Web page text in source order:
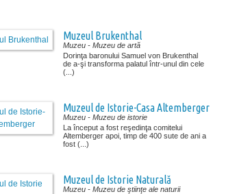
Muzeul Brukenthal
Muzeu - Muzeu de artă
Dorinţa baronului Samuel von Brukenthal
de a-şi transforma palatul într-unul din cele
(...)
Muzeul de Istorie-Casa Altemberger
Muzeu - Muzeu de istorie
La început a fost reşedinţa comitelui
Altemberger apoi, timp de 400 sute de ani a
fost (...)
Muzeul de Istorie Naturală
Muzeu - Muzeu de ştiinţe ale naturii